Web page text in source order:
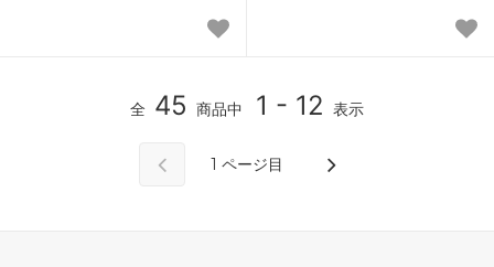
全 45 商品中 1 - 12 表示
1 ページ目